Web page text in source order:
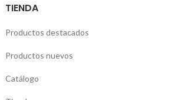
TIENDA
Productos destacados
Productos nuevos
Catálogo